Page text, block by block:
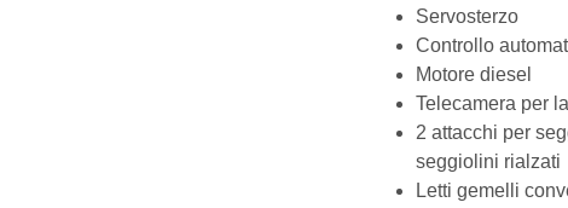
Servosterzo
Controllo
Motore diesel
Telecamera per
2 attacchi per
seggiolini rialzati
Letti gemelli